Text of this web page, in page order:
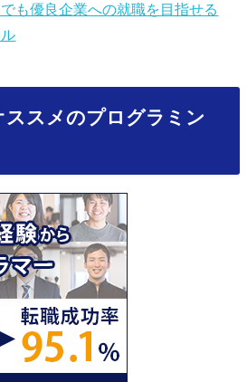
も優良企業への就職を目指せる
ススメのプログラミン